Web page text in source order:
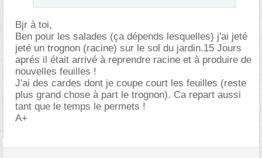
Bjr à toi,
Ben pour les salades (ça dépends lesquelles) j'ai jeté
jeté un trognon (racine) sur le sol du jardin.15 Jours
aprés il était arrivé à reprendre racine et à produire de
nouvelles feuilles !
J'ai des cardes dont je coupe court les feuilles (reste
plus grand chose à part le trognon). Ca repart aussi
tant que le temps le permets !
A+